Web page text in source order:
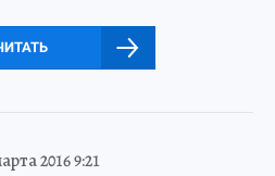
2016 9:21